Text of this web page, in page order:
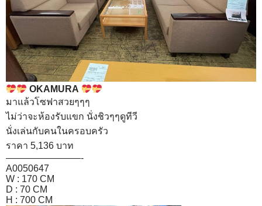
OKAMURA
มาแล้วโซฟาสวยๆๆๆ
ไม่ว่าจะห้องรับแขก นั่งชิวๆๆดูทีวี
นั่งเล่นกับคนในครอบครัว
ราคา 5,136 บาท
————————-
A0050647
W : 170 CM
D : 70 CM
H : 700 CM